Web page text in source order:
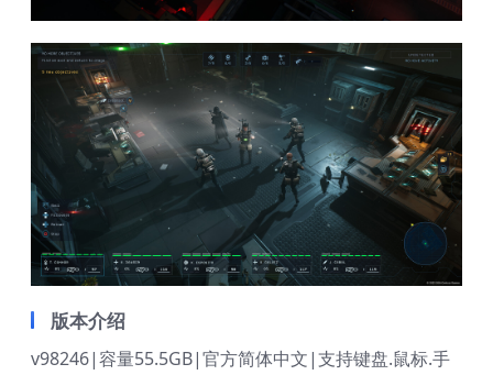
版本介绍
v98246|容量55.5GB|官方简体中文|支持键盘.鼠标.手